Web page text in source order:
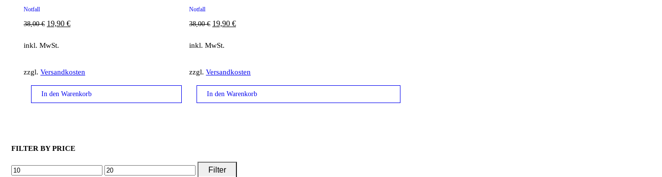
Notfall
38,00€ Ursprünglicher
war:
19,90 €Aktueller
inkl. MwSt.
zzgl. Versandkosten
In den Warenkorb
Notfall
38,00€ Ursprünglicher
war:
19,90 €Aktueller
inkl. MwSt.
zzgl. Versandkosten
In den Warenkorb
FILTER BY PRICE
MIN.
MAX.
Filter